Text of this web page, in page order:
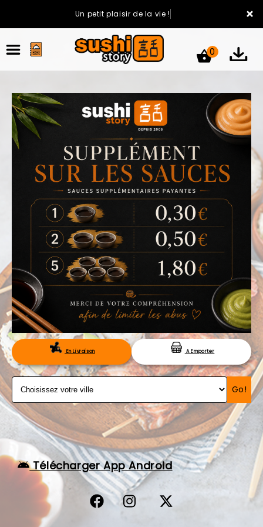
×
Un petit plaisir de la vie !
ACCUEIL
LA CARTE
VOTRE COMPTE
NOTRE RESTAURANT
VOS AVIS
MENTIONS LÉGALES
C.G.V
RÉSERVATION
0
En Livraison A Emporter
Go!
Télécharger App Android